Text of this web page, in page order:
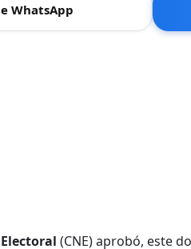
WhatsApp
(CNE) aprobó, este